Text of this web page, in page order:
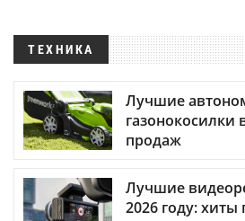
ТЕХНИКА
Лучшие
газонокосилки
продаж
Лучшие
2026 году: